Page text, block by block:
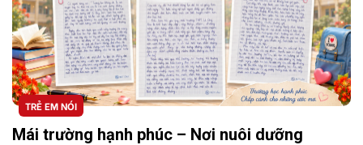
TRẺ EM NÓI
Mái trường hạnh phúc – Nơi nuôi dưỡng